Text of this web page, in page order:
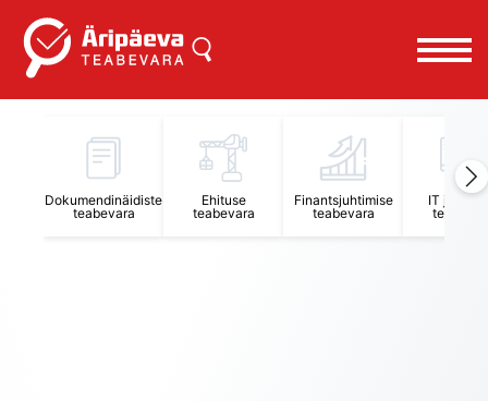
Dokumendinäidiste
teabevara
Ehituse
teabevara
Finantsjuhtimise
teabevara
IT